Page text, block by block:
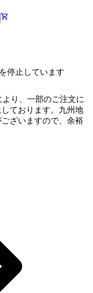
停止しています
り、一部のご注文に
ております。九州地
ざいますので、余裕